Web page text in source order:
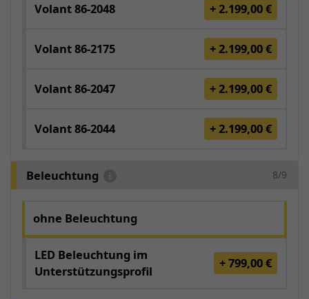
Volant 86-2048 + 2.199,00 €
Volant 86-2175 + 2.199,00 €
Volant 86-2047 + 2.199,00 €
Volant 86-2044 + 2.199,00 €
Beleuchtung 8/9
ohne Beleuchtung
LED Beleuchtung im
Unterstützungsprofil
+ 799,00 €